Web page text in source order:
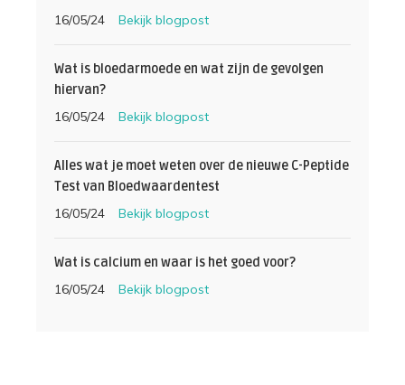
16/05/24 Bekijk blogpost
Wat is bloedarmoede en wat zijn de gevolgen
hiervan?
16/05/24 Bekijk blogpost
Alles wat je moet weten over de nieuwe C-Peptide
Test van Bloedwaardentest
16/05/24 Bekijk blogpost
Wat is calcium en waar is het goed voor?
16/05/24 Bekijk blogpost